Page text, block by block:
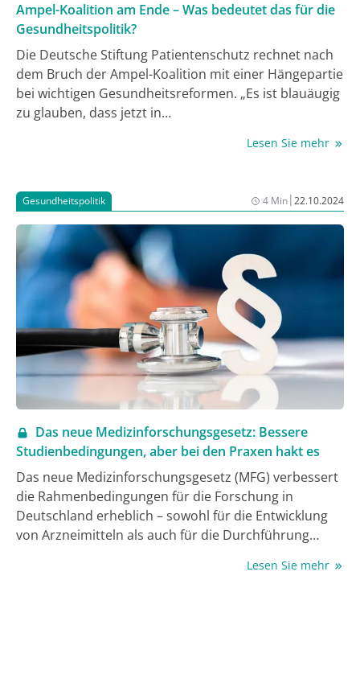
Ampel-Koalition am Ende – Was bedeutet das für die
Gesundheitspolitik?
Die Deutsche Stiftung Patientenschutz rechnet nach
dem Bruch der Ampel-Koalition mit einer Hängepartie
bei wichtigen Gesundheitsreformen. „Es ist blauäugig
zu glauben, dass jetzt in
Pflegebedürftige der parlamentarische Turbo
Blick auf die anstehende vorgezogene Neuwahl.
„Deshalb muss die Bundestagswahl jetzt schnell
kommen, um eine handlungsfähige Regierung zu
bilden.“
Lesen Sie mehr
Gesundheitspolitik 4 Min|22.10.2024
Das neue Medizinforschungsgesetz: Bessere
Studienbedingungen, aber bei den Praxen hakt es
Das neue Medizinforschungsgesetz (MFG) verbessert
die Rahmenbedingungen für die Forschung in
Deutschland erheblich – sowohl für die Entwicklung
von Arzneimitteln als auch für die Durchführung
niedergelassene Ärzt:innen stehen vor einer neuen
Lesen Sie mehr